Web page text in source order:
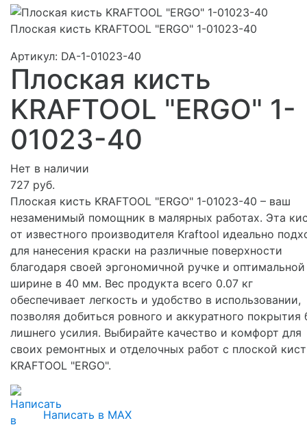
Плоская кисть KRAFTOOL "ERGO" 1-01023-40
Артикул: DA-1-01023-40
Плоская кисть
KRAFTOOL "ERGO" 1-
01023-40
Нет в наличии
727 руб.
Плоская кисть KRAFTOOL "ERGO" 1-01023-40 – ваш
незаменимый помощник в малярных работах. Эта
от известного производителя Kraftool идеально
для нанесения краски на различные поверхности
благодаря своей эргономичной ручке и оптимальной
ширине в 40 мм. Вес продукта всего 0.07 кг
обеспечивает легкость и удобство в использовании,
позволяя добиться ровного и аккуратного покрытия
лишнего усилия. Выбирайте качество и комфорт для
своих ремонтных и отделочных работ с плоской
KRAFTOOL "ERGO".
Написать в MAX